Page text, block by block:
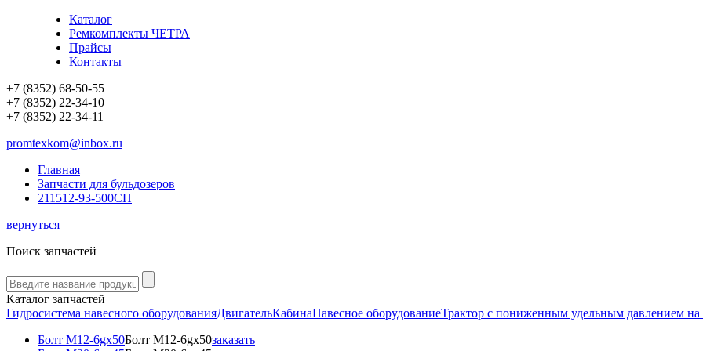
Каталог
Ремкомплекты ЧЕТРА
Прайсы
Контакты
+7 (8352) 68-50-55
+7 (8352) 22-34-10
+7 (8352) 22-34-11
promtexkom@inbox.ru
Главная
Запчасти для бульдозеров
211512-93-500СП
вернуться
Поиск запчастей
Каталог запчастей
Гидросистема навесного оборудованияДвигательКабинаНавесное оборудованиеТрактор с пониженным удельным давлением на
Болт М12-6gx50Болт М12-6gx50заказать